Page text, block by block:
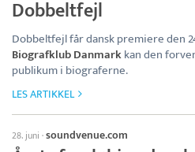
Dobbeltfejl
Dobbeltfejl får dansk premiere den
Biografklub Danmarkkan den
publikum i biograferne.
LES ARTIKKEL
28. juni ·soundvenue.com